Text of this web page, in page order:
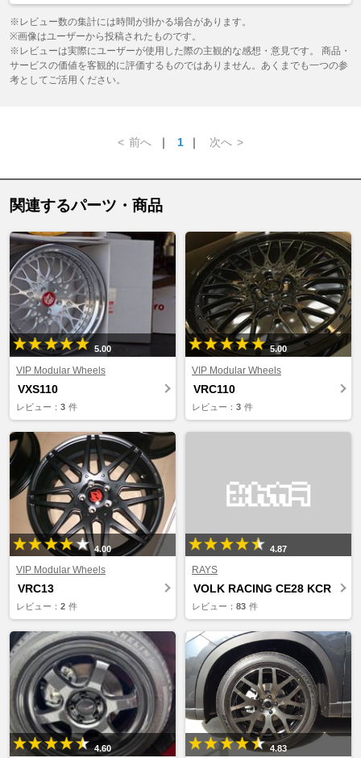
※レビュー数の集計には時間が掛かる場合があります。
※画像はユーザーから投稿されたものです。
※レビューは実際にユーザーが使用した際の主観的な感想・意見です。 商品・
サービスの価値を客観的に評価するものではありません。あくまでも一つの参
考としてご活用ください。
< 前へ ｜ 1 ｜ 次へ >
関連するパーツ・商品
5.00
VIP Modular Wheels
VXS110
レビュー： 3 件
5.00
VIP Modular Wheels
VRC110
レビュー： 3 件
4.00
VIP Modular Wheels
VRC13
レビュー： 2 件
4.87
RAYS
VOLK RACING CE28 KCR
レビュー： 83 件
4.60 4.83